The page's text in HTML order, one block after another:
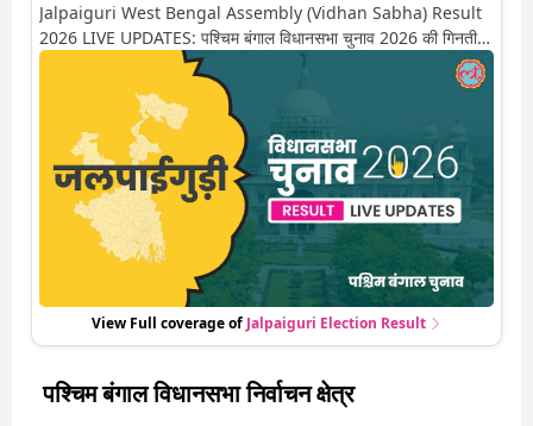
Jalpaiguri West Bengal Assembly (Vidhan Sabha) Result
2026 LIVE UPDATES: पश्चिम बंगाल विधानसभा चुनाव 2026 की गिनती
अगले कुछ ही देर में शुरू होने वाली है. यहां देखें जलपाईगुड़ी सीट पर कौन आगे-
कौन पीछे से लेकर किस तरफ जा रहें है रुझान. साथ ही पाइए इस सीट पर हो
रही हर एक हलचल की अपडेट वो भी रियल टाइम में
View Full coverage of Jalpaiguri Election Result
पश्चिम बंगाल विधानसभा निर्वाचन क्षेत्र